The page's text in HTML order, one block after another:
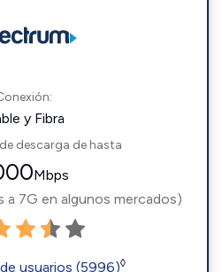
y Fibra
descarga de hasta
Mbps
a 7G en algunos mercados)
usuarios (5996)◊